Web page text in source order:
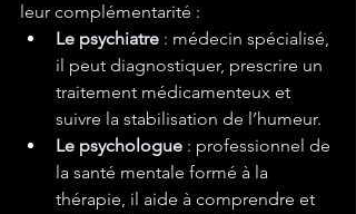
leur complémentarité :
Le psychiatre : médecin spécialisé,
il peut diagnostiquer, prescrire un
traitement médicamenteux et
suivre la stabilisation de l’humeur.
Le psychologue : professionnel de
la santé mentale formé à la
thérapie, il aide à comprendre et